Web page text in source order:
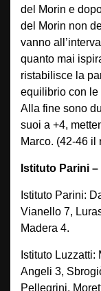
del Morin e
del Morin non
vanno
quanto mai
ristabilisce la
equilibrio con le
Alla fine sono
suoi a +4,
Marco. (42-46 il
Istituto Parini
Istituto Parini:
Vianello 7,
Madera 4.
Istituto
Angeli 3,
Pellegrini,